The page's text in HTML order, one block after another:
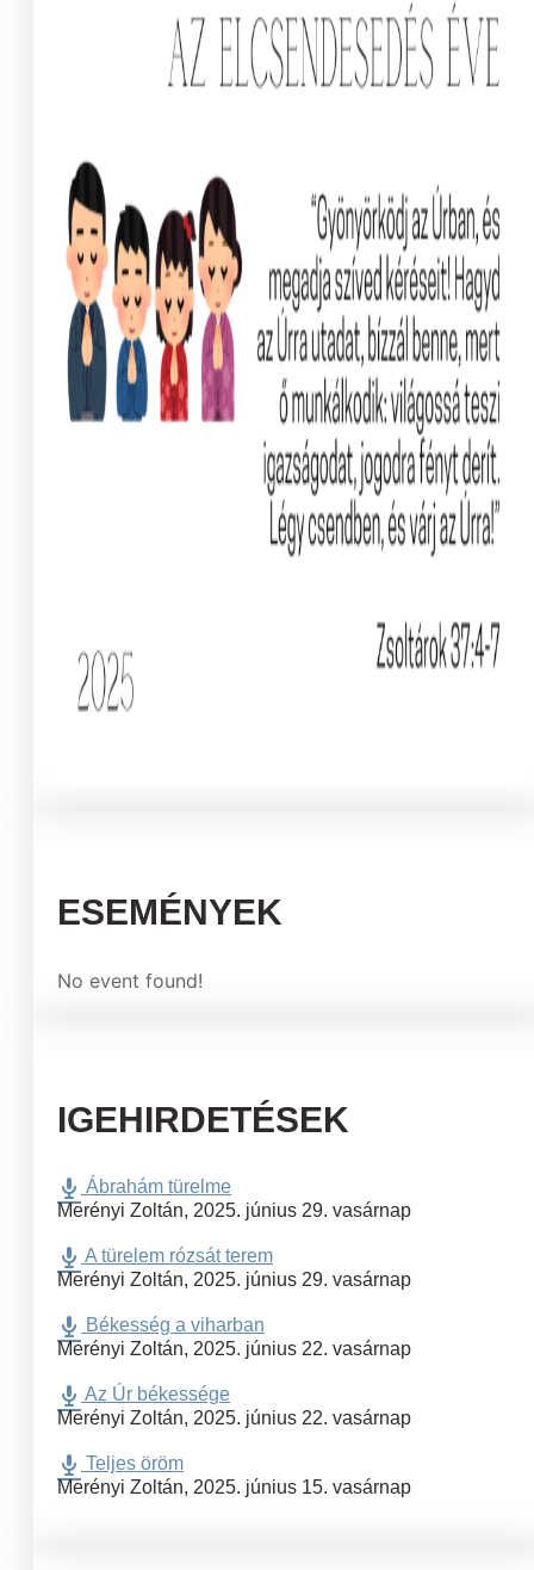
ESEMÉNYEK
No event found!
IGEHIRDETÉSEK
Ábrahám türelme
Merényi Zoltán, 2025. június 29. vasárnap
A türelem rózsát terem
Merényi Zoltán, 2025. június 29. vasárnap
Békesség a viharban
Merényi Zoltán, 2025. június 22. vasárnap
Az Úr békessége
Merényi Zoltán, 2025. június 22. vasárnap
Teljes öröm
Merényi Zoltán, 2025. június 15. vasárnap